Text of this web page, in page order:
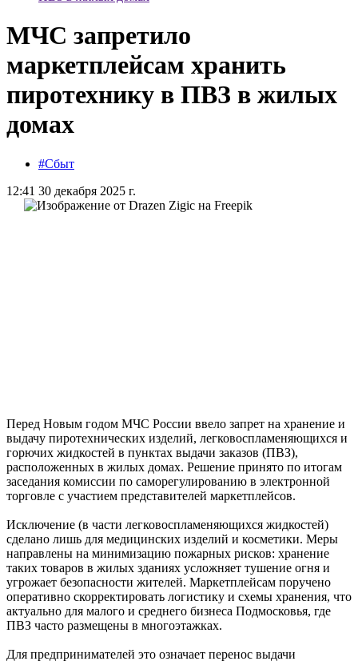
МЧС запретило
маркетплейсам хранить
пиротехнику в ПВЗ в жилых
домах
#Сбыт
12:41 30 декабря 2025 г.
Перед Новым годом МЧС России ввело запрет на хранение и
выдачу пиротехнических изделий, легковоспламеняющихся и
горючих жидкостей в пунктах выдачи заказов (ПВЗ),
расположенных в жилых домах. Решение принято по итогам
заседания комиссии по саморегулированию в электронной
торговле с участием представителей маркетплейсов.
Исключение (в части легковоспламеняющихся жидкостей)
сделано лишь для медицинских изделий и косметики. Меры
направлены на минимизацию пожарных рисков: хранение
таких товаров в жилых зданиях усложняет тушение огня и
угрожает безопасности жителей. Маркетплейсам поручено
оперативно скорректировать логистику и схемы хранения, что
актуально для малого и среднего бизнеса Подмосковья, где
ПВЗ часто размещены в многоэтажках.
Для предпринимателей это означает перенос выдачи